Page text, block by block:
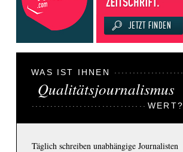
WAS IST IHNEN
Qualitätsjournalismus
WERT?
Täglich schreiben unabhängige Journalisten